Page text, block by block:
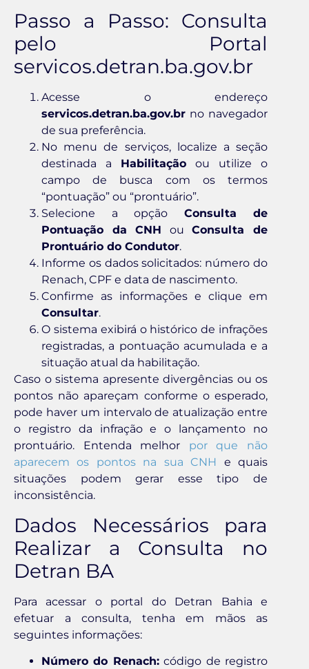
Passo a Passo: Consulta
pelo Portal
servicos.detran.ba.gov.br
Acesse o endereço
servicos.detran.ba.gov.br no navegador
de sua preferência.
No menu de serviços, localize a seção
destinada a Habilitação ou utilize o
campo de busca com os termos
“pontuação” ou “prontuário”.
Selecione a opção Consulta de
Pontuação da CNH ouConsulta de
Prontuário do Condutor.
Informe os dados solicitados: número do
Renach, CPF e data de nascimento.
Confirme as informações e clique em
Consultar.
O sistema exibirá o histórico de infrações
registradas, a pontuação acumulada e a
situação atual da habilitação.
Caso o sistema apresente divergências ou os
pontos não apareçam conforme o esperado,
pode haver um intervalo de atualização entre
o registro da infração e o lançamento no
prontuário. Entenda melhor por que não
aparecem os pontos na sua CNH e quais
situações podem gerar esse tipo de
inconsistência.
Dados Necessários para
Realizar a Consulta no
Detran BA
Para acessar o portal do Detran Bahia e
efetuar a consulta, tenha em mãos as
seguintes informações:
Número do Renach:código de registro